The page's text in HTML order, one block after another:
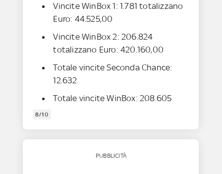
Vincite WinBox 1: 1.781 totalizzano
Euro: 44.525,00
Vincite WinBox 2: 206.824
totalizzano Euro: 420.160,00
Totale vincite Seconda Chance:
12.632
Totale vincite WinBox: 208.605
8/10
PUBBLICITÀ